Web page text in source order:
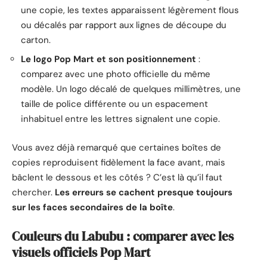
une copie, les textes apparaissent légèrement flous
ou décalés par rapport aux lignes de découpe du
carton.
Le logo Pop Mart et son positionnement :
comparez avec une photo officielle du même
modèle. Un logo décalé de quelques millimètres, une
taille de police différente ou un espacement
inhabituel entre les lettres signalent une copie.
Vous avez déjà remarqué que certaines boîtes de
copies reproduisent fidèlement la face avant, mais
bâclent le dessous et les côtés ? C’est là qu’il faut
chercher. Les erreurs se cachent presque toujours
sur les faces secondaires de la boîte.
Couleurs du Labubu : comparer avec les
visuels officiels Pop Mart